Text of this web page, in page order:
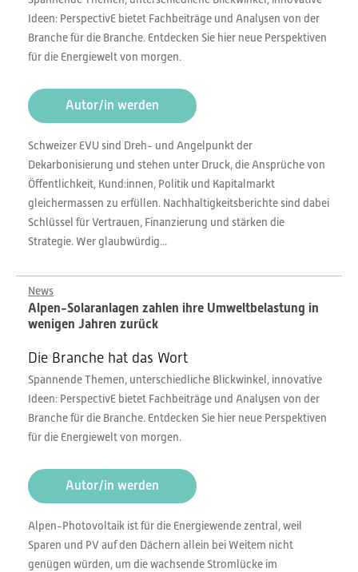
Ideen: PerspectivE bietet Fachbeiträge und Analysen von der
Branche für die Branche. Entdecken Sie hier neue Perspektiven
für die Energiewelt von morgen.
Autor/in werden
Schweizer EVU sind Dreh- und Angelpunkt der
Dekarbonisierung und stehen unter Druck, die Ansprüche von
Öffentlichkeit, Kund:innen, Politik und Kapitalmarkt
gleichermassen zu erfüllen. Nachhaltigkeitsberichte sind dabei
Schlüssel für Vertrauen, Finanzierung und stärken die
Strategie. Wer glaubwürdig...
News
Alpen-Solaranlagen zahlen ihre Umweltbelastung in
wenigen Jahren zurück
Die Branche hat das Wort
Spannende Themen, unterschiedliche Blickwinkel, innovative
Ideen: PerspectivE bietet Fachbeiträge und Analysen von der
Branche für die Branche. Entdecken Sie hier neue Perspektiven
für die Energiewelt von morgen.
Autor/in werden
Alpen-Photovoltaik ist für die Energiewende zentral, weil
Sparen und PV auf den Dächern allein bei Weitem nicht
genügen würden, um die wachsende Stromlücke im